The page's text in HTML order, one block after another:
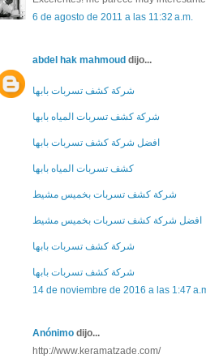
6 de agosto de 2011 a las 11:32 a.m.
abdel hak mahmoud dijo...
شركة كشف تسربات بابها
شركة كشف تسربات المياه بابها
افضل شركة كشف تسربات بابها
كشف تسربات المياه بابها
شركة كشف تسربات بخميس مشيط
افضل شركة كشف تسربات بخميس مشيط
شركة كشف تسربات بابها
شركة كشف تسربات بابها
14 de noviembre de 2016 a las 1:47
Anónimo dijo...
http://www.keramatzade.com/